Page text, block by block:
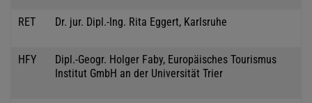
RET Dr. jur. Dipl.-Ing. Rita Eggert, Karlsruhe
HFY
Dipl.-Geogr. Holger Faby, Europäisches Tourismus
Institut GmbH an der Universität Trier